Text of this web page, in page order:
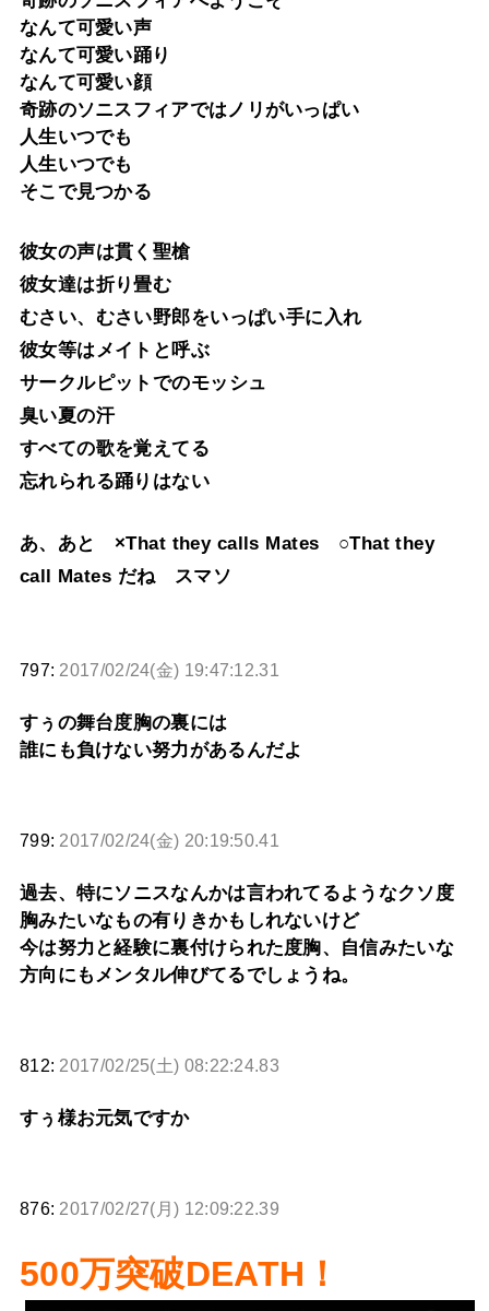
なんて可愛い声
なんて可愛い踊り
なんて可愛い顔
奇跡のソニスフィアではノリがいっぱい
人生いつでも
人生いつでも
そこで見つかる
彼女の声は貫く聖槍
彼女達は折り畳む
むさい、むさい野郎をいっぱい手に入れ
彼女等はメイトと呼ぶ
サークルピットでのモッシュ
臭い夏の汗
すべての歌を覚えてる
忘れられる踊りはない
あ、あと ×That they calls Mates ○That they
call Mates だね スマソ
797: 2017/02/24(金) 19:47:12.31
すぅの舞台度胸の裏には
誰にも負けない努力があるんだよ
799: 2017/02/24(金) 20:19:50.41
過去、特にソニスなんかは言われてるようなクソ度
胸みたいなもの有りきかもしれないけど
今は努力と経験に裏付けられた度胸、自信みたいな
方向にもメンタル伸びてるでしょうね。
812: 2017/02/25(土) 08:22:24.83
すぅ様お元気ですか
876: 2017/02/27(月) 12:09:22.39
500万突破DEATH！